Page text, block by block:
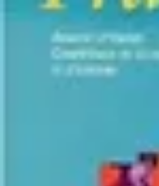
Trouver un Serrurier
Conseils pratiquesChoisir
serrurierConseils et